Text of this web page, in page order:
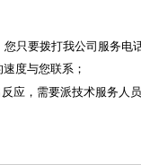
只要拨打我公司服务电
度与您联系；
应，需要派技术服务人